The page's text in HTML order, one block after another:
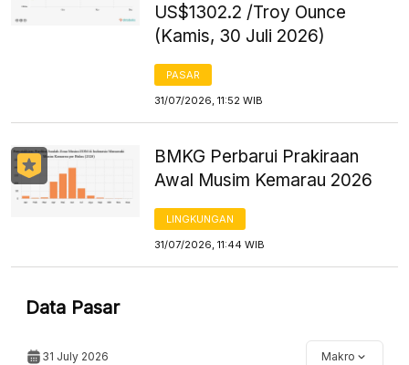
US$1302.2 /Troy Ounce
(Kamis, 30 Juli 2026)
PASAR
31/07/2026, 11:52 WIB
BMKG Perbarui Prakiraan
Awal Musim Kemarau 2026
LINGKUNGAN
31/07/2026, 11:44 WIB
Data Pasar
31 July 2026 Makro